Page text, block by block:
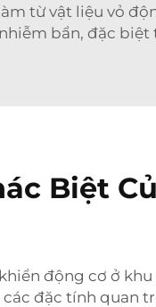
từ vật liệu vỏ
bẩn, đặc
Biệt
động cơ ở
đặc tính